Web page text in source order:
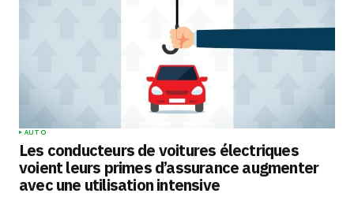
AUTO
Les conducteurs de voitures électriques
voient leurs primes d’assurance augmenter
avec une utilisation intensive